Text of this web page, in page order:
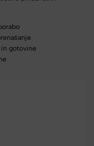
gotovine